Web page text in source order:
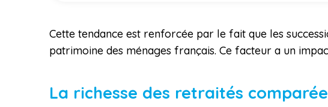
Cette tendance est renforcée par le fait que les
patrimoine des ménages français. Ce facteur a un
La richesse des retraités